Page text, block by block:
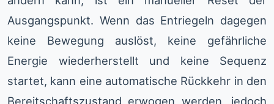
Ausgangspunkt. Wenn das Entriegeln dagegen
keine Bewegung auslöst, keine gefährliche
Energie wiederherstellt und keine Sequenz
startet, kann eine automatische Rückkehr in den
Bereitschaftszustand erwogen werden, jedoch